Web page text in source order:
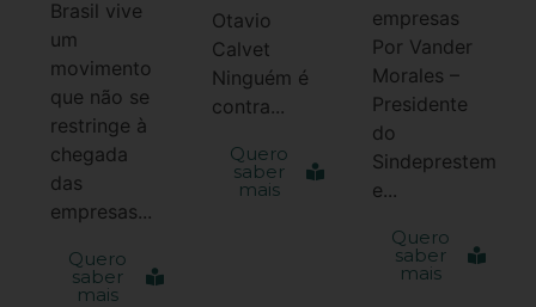
Brasil vive
um
movimento
que não se
restringe à
chegada
das
empresas...
Quero
saber
mais
Otavio
Calvet
Ninguém é
contra...
Quero
saber
mais
empresas
Por Vander
Morales –
Presidente
do
Sindeprestem
e...
Quero
saber
mais